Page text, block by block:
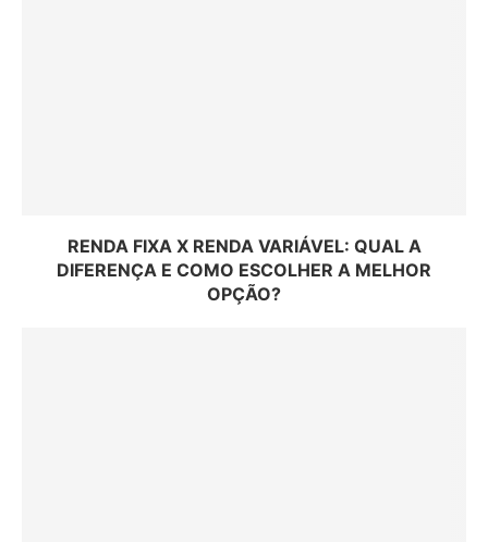
RENDA FIXA X RENDA VARIÁVEL: QUAL A
DIFERENÇA E COMO ESCOLHER A MELHOR
OPÇÃO?